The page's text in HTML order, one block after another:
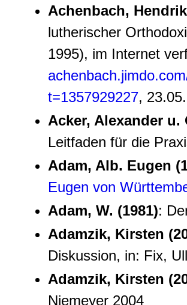
Achenbach,
lutherischer
1995), im Internet
t=1357929227,
Acker, Alexander u.
Leitfaden für die
Adam, Alb. Eugen
Eugen von
Adam, W. (1981):
Adamzik, Kirsten
Diskussion, in: Fix,
Adamzik, Kirsten
Niemeyer 2004